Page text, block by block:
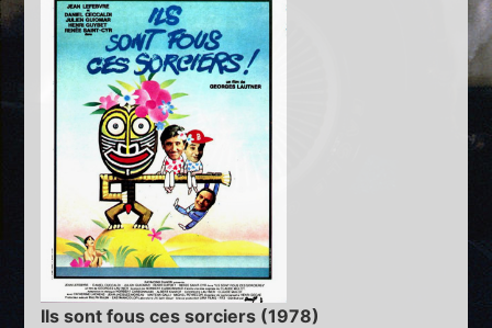
Ils sont fous ces sorciers (1978)